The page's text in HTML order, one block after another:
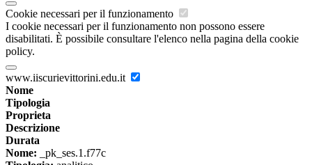
Cookie necessari per il funzionamento
I cookie necessari per il funzionamento non possono essere
disabilitati. È possibile consultare l'elenco nella pagina della cookie
policy.
www.iiscurievittorini.edu.it
Nome
Tipologia
Proprieta
Descrizione
Durata
Nome: _pk_ses.1.f77c